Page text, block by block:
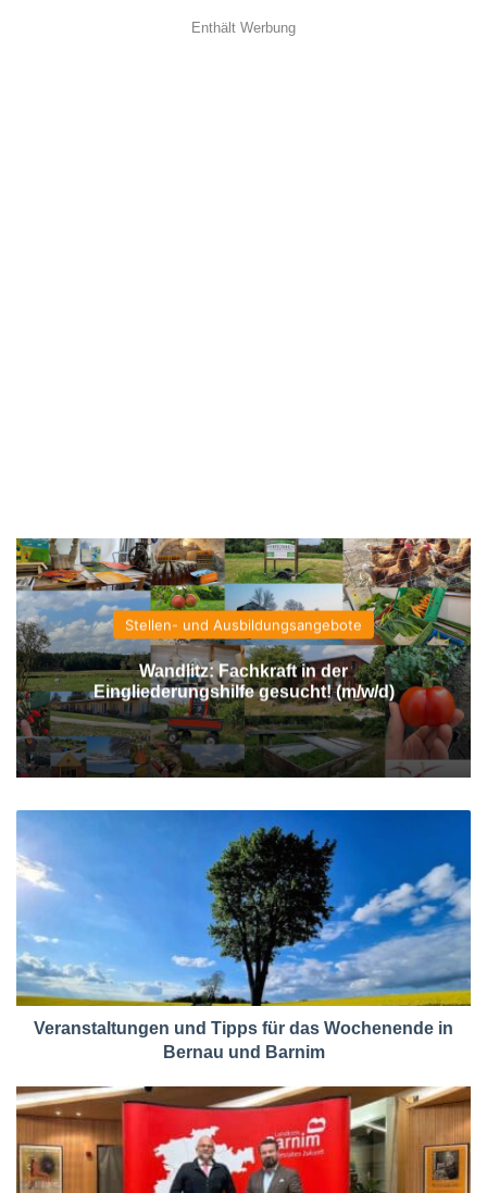
Enthält Werbung
Stellen- und Ausbildungsangebote
Wandlitz: Fachkraft in der
Eingliederungshilfe gesucht! (m/w/d)
Veranstaltungen und Tipps für das Wochenende in
Bernau und Barnim